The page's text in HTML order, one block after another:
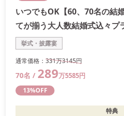
いつでもOK【60、70名の結
てが揃う大人数結婚式込々
挙式・披露宴
通常価格： 331万3145円
70名 / 289万5585円
13%OFF
特典